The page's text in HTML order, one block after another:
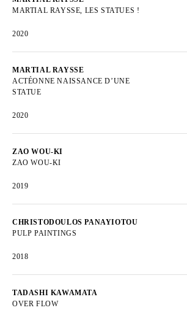
MARTIAL RAYSSE, LES STATUES !
2020
MARTIAL RAYSSE
ACTÉONNE NAISSANCE D’UNE
STATUE
2020
ZAO WOU-KI
ZAO WOU-KI
2019
CHRISTODOULOS PANAYIOTOU
PULP PAINTINGS
2018
TADASHI KAWAMATA
OVER FLOW